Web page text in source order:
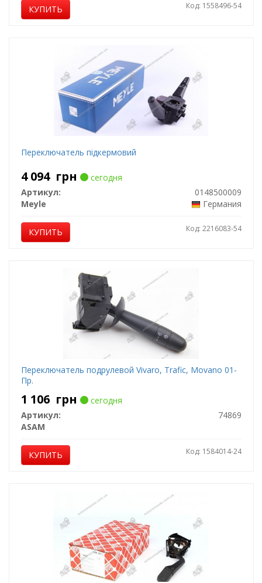
КУПИТЬ Код: 1558496-54
Переключатель підкермовий
4 094 грн
сегодня
Артикул:
0148500009
Meyle
Германия
КУПИТЬ Код: 2216083-54
Переключатель подрулевой Vivaro, Trafic, Movano 01-
Пр.
1 106 грн
сегодня
Артикул:
74869
ASAM
КУПИТЬ Код: 1584014-24